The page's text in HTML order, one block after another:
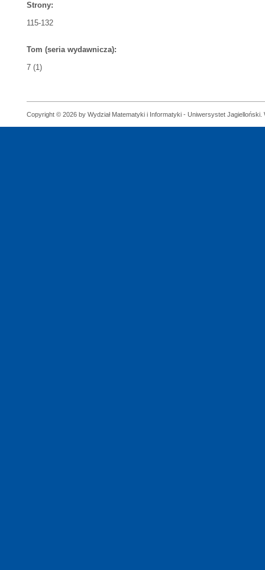
Strony:
115-132
Tom (seria wydawnicza):
7 (1)
Copyright © 2026 by Wydział Matematyki i Informatyki - Uniwersystet